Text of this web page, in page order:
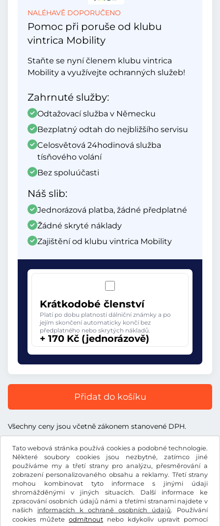
Tato webová stránka používá cookies a podobné technologie.
Některé soubory cookies jsou nezbytné, zatímco jiné
používáme my a třetí strany pro analýzu, přesměrování a
zobrazení personalizovaného obsahu a reklamy. Třetí strany
mohou kombinovat tyto informace s jinými údaji
shromážděnými v jiných situacích. Další informace ke
zpracování osobních údajů námi a třetími stranami najdete v
našich informacích k ochraně osobních údajů. Používání
cookies můžete odmítnout nebo kdykoliv upravit pomocí
NALÉHAVĚ DOPORUČENO
Pomoc při poruše od klubu
vintrica Mobility
Staňte se nyní členem klubu vintrica
Mobility a využívejte ochranných služeb!
Zahrnuté služby:
Odtažovací služba v Německu
Bezplatný odtah do nejbližšího servisu
Celosvětová 24hodinová služba
tísňového volání
Bez spoluúčasti
Náš slib:
Jednorázová platba, žádné předplatné
Žádné skryté náklady
Zajištění od klubu vintrica Mobility
Krátkodobé členství
Platí po dobu platnosti dálniční známky a po
jejím skončení automaticky končí bez
předplatného nebo skrytých nákladů.
+ 170 Kč (jednorázově)
Přidat do košíku
Všechny ceny jsou včetně zákonem stanovené DPH.
KčCZK
Facebook Instagram